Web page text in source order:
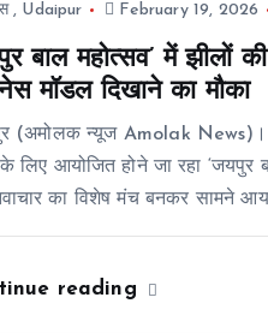
, Udaipur February 19, 2026
बाल महोत्सव’ में झीलों
मॉडल दिखाने का मौका
(अमोलक न्यूज Amolak
लिए आयोजित होने जा रहा ‘जयपुर
का विशेष मंच बनकर सामने
reading